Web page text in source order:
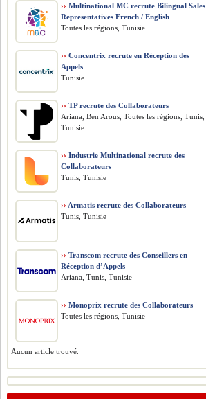
›› Multinational MC recrute Bilingual Sales
Representatives French / English
Toutes les régions, Tunisie
›› Concentrix recrute en Réception des
Appels
Tunisie
›› TP recrute des Collaborateurs
Ariana, Ben Arous, Toutes les régions, Tunis,
Tunisie
›› Industrie Multinational recrute des
Collaborateurs
Tunis, Tunisie
›› Armatis recrute des Collaborateurs
Tunis, Tunisie
›› Transcom recrute des Conseillers en
Réception d’Appels
Ariana, Tunis, Tunisie
›› Monoprix recrute des Collaborateurs
Toutes les régions, Tunisie
Aucun article trouvé.